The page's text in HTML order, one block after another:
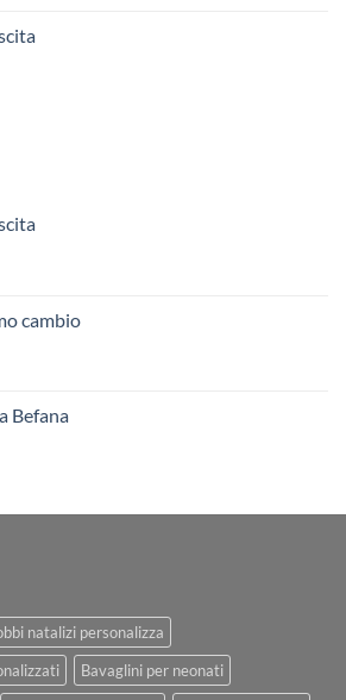
cambio
Befana
natalizi personalizza
Bavaglini per neonati